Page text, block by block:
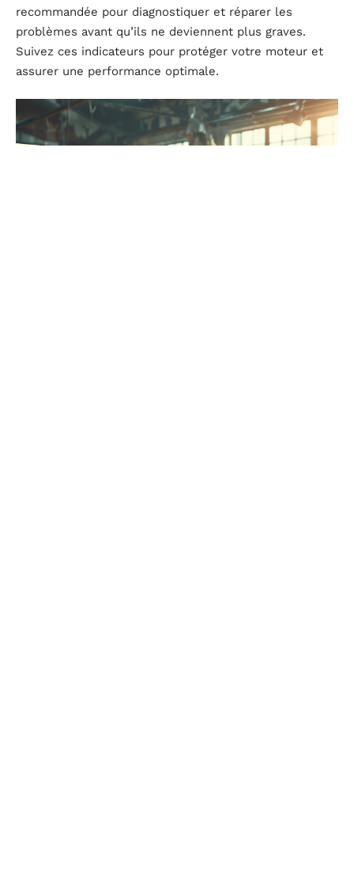
recommandée pour diagnostiquer et réparer les
problèmes avant qu’ils ne deviennent plus graves.
Suivez ces indicateurs pour protéger votre moteur et
assurer une performance optimale.